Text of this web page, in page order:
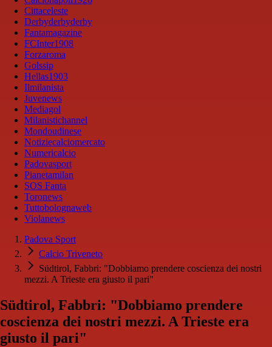
Cittaceleste
Derbyderbyderby
Fantamagazine
FCInter1908
Forzaroma
Golssip
Hellas1903
Ilmilanista
Juvenews
Mediagol
Milanistichannel
Mondoudinese
Notiziecalciomercato
Numericalcio
Padovasport
Pianetamilan
SOS Fanta
Toronews
Tuttobolognaweb
Violanews
Padova Sport
Calcio Triveneto
Südtirol, Fabbri: "Dobbiamo prendere coscienza dei nostri
mezzi. A Trieste era giusto il pari"
Südtirol, Fabbri: "Dobbiamo prendere
coscienza dei nostri mezzi. A Trieste era
giusto il pari"